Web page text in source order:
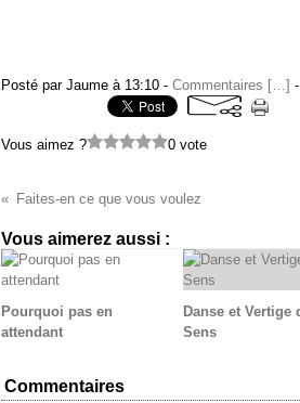
Posté par Jaume à 13:10 - Commentaires […]
Vous aimez ? 0 vote
Faites-en ce que vous voulez
Vous aimerez aussi :
Pourquoi pas en
attendant
Danse et Vertige
Sens
Commentaires